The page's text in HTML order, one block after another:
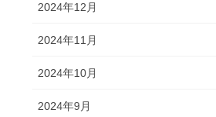
2024年12月
2024年11月
2024年10月
2024年9月